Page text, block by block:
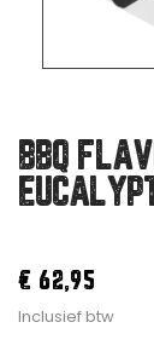
BBQ
€ 62,95
Inclusief btw